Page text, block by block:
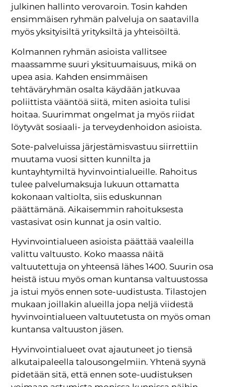
julkinen hallinto verovaroin. Tosin kahden
ensimmäisen ryhmän palveluja on saatavilla
myös yksityisiltä yrityksiltä ja yhteisöiltä.
Kolmannen ryhmän asioista vallitsee
maassamme suuri yksituumaisuus, mikä on
upea asia. Kahden ensimmäisen
tehtäväryhmän osalta käydään jatkuvaa
poliittista vääntöä siitä, miten asioita tulisi
hoitaa. Suurimmat ongelmat ja myös riidat
löytyvät sosiaali- ja terveydenhoidon asioista.
Sote-palveluissa järjestämisvastuu siirrettiin
muutama vuosi sitten kunnilta ja
kuntayhtymiltä hyvinvointialueille. Rahoitus
tulee palvelumaksuja lukuun ottamatta
kokonaan valtiolta, siis eduskunnan
päättämänä. Aikaisemmin rahoituksesta
vastasivat osin kunnat ja osin valtio.
Hyvinvointialueen asioista päättää vaaleilla
valittu valtuusto. Koko maassa näitä
valtuutettuja on yhteensä lähes 1400. Suurin osa
heistä istuu myös oman kuntansa valtuustossa
ja istui myös ennen sote-uudistusta. Tilastojen
mukaan joillakin alueilla jopa neljä viidestä
hyvinvointialueen valtuutetusta on myös oman
kuntansa valtuuston jäsen.
Hyvinvointialueet ovat ajautuneet jo tiensä
alkutaipaleella talousongelmiin. Yhtenä syynä
pidetään sitä, että ennen sote-uudistuksen